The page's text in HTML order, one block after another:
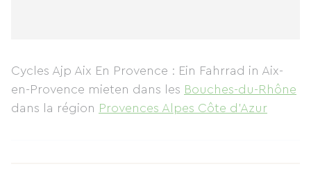
Cycles Ajp Aix En Provence : Ein Fahrrad in Aix-
en-Provence mieten dans les Bouches-du-Rhône
dans la région Provences Alpes Côte d'Azur